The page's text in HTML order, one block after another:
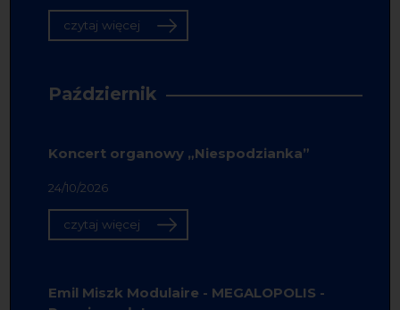
czytaj więcej
Październik
Koncert organowy „Niespodzianka”
24/10/2026
czytaj więcej
Emil Miszk Modulaire - MEGALOPOLIS -